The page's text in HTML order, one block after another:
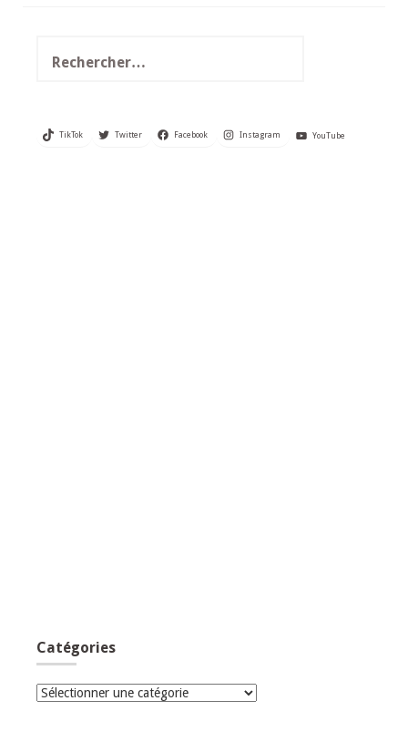
TikTok Twitter Facebook Instagram YouTube
Catégories
Catégories